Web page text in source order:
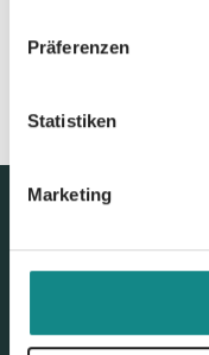
Präferenzen
Statistiken
Marketing